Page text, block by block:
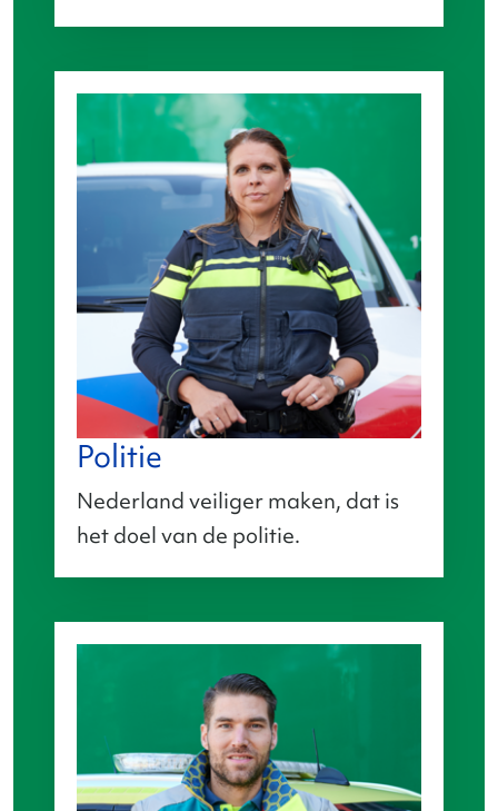
Politie
Nederland veiliger maken, dat is
het doel van de politie.